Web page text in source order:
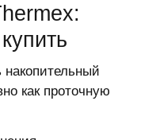
накопительный
как проточную